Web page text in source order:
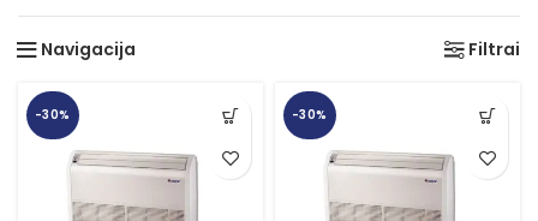
iki
Navigacija Filtrai
-30% -30%